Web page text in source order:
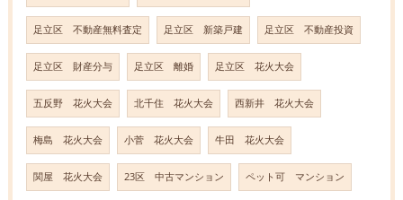
足立区 不動産無料査定 足立区 新築戸建 足立区 不動産投資
足立区 財産分与 足立区 離婚 足立区 花火大会
五反野 花火大会 北千住 花火大会 西新井 花火大会
梅島 花火大会 小菅 花火大会 牛田 花火大会
関屋 花火大会 23区 中古マンション ペット可 マンション